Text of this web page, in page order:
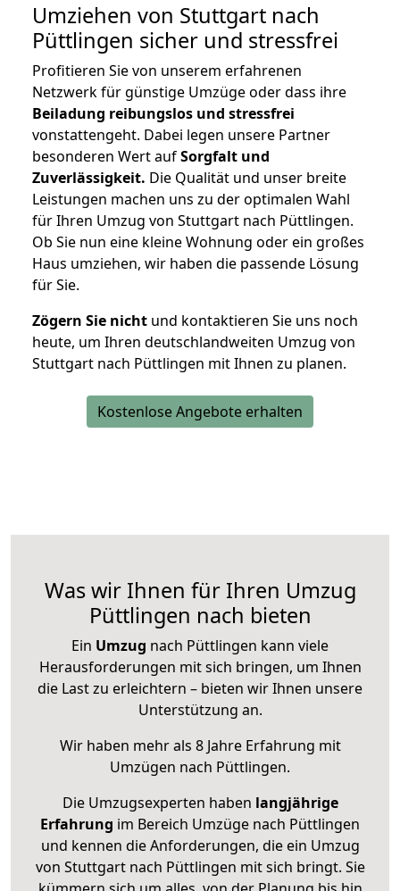
Umziehen von Stuttgart nach
Püttlingen sicher und stressfrei
Profitieren Sie von unserem erfahrenen
Netzwerk für günstige Umzüge oder dass ihre
Beiladung reibungslos und stressfrei
vonstattengeht. Dabei legen unsere Partner
besonderen Wert aufSorgfalt und
Zuverlässigkeit. Die Qualität und unser breite
Leistungen machen uns zu der optimalen Wahl
für Ihren Umzug von Stuttgart nach Püttlingen.
Ob Sie nun eine kleine Wohnung oder ein großes
Haus umziehen, wir haben die passende Lösung
für Sie.
Zögern Sie nicht und kontaktieren Sie uns noch
heute, um Ihren deutschlandweiten Umzug von
Stuttgart nach Püttlingen mit Ihnen zu planen.
Kostenlose Angebote erhalten
Was wir Ihnen für Ihren Umzug
Püttlingen nach bieten
Ein Umzug nach Püttlingen kann viele
Herausforderungen mit sich bringen, um Ihnen
die Last zu erleichtern – bieten wir Ihnen unsere
Unterstützung an.
Wir haben mehr als 8 Jahre Erfahrung mit
Umzügen nach Püttlingen.
Die Umzugsexperten haben langjährige
Erfahrung im Bereich Umzüge nach Püttlingen
und kennen die Anforderungen, die ein Umzug
von Stuttgart nach Püttlingen mit sich bringt. Sie